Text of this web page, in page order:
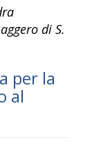
di S.
per la
al